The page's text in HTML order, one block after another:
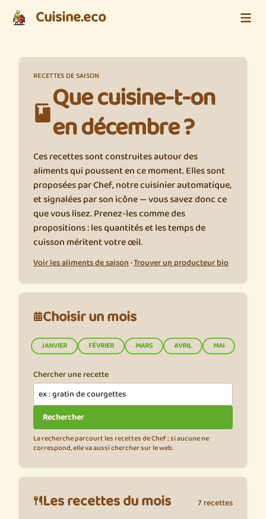
Cuisine.eco
RECETTES DE SAISON
Que cuisine-t-on
en décembre ?
Ces recettes sont construites autour des
aliments qui poussent en ce moment. Elles sont
proposées par Chef, notre cuisinier automatique,
et signalées par son icône — vous savez donc ce
que vous lisez. Prenez-les comme des
propositions : les quantités et les temps de
cuisson méritent votre œil.
Voir les aliments de saison·Trouver un producteur bio
Choisir un mois
JANVIER FÉVRIER MARS AVRIL MAI
Chercher une recette
La recherche parcourt les recettes de Chef ; si aucune ne
correspond, elle va aussi chercher sur le web.
Les recettes du mois 7 recettes